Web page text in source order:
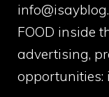
FOOD inside
advertising,
opportunities: